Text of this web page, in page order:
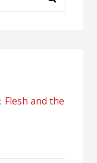
Flesh and the